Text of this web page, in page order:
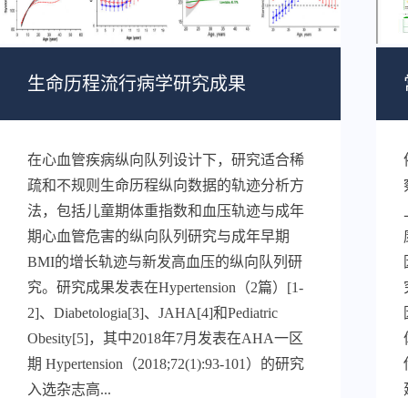
生命历程流行病学研究成果
在心血管疾病纵向队列设计下，研究适合稀
疏和不规则生命历程纵向数据的轨迹分析方
法，包括儿童期体重指数和血压轨迹与成年
期心血管危害的纵向队列研究与成年早期
BMI的增长轨迹与新发高血压的纵向队列研
究。研究成果发表在Hypertension（2篇）[1-
2]、Diabetologia[3]、JAHA[4]和Pediatric
Obesity[5]，其中2018年7月发表在AHA一区
期 Hypertension（2018;72(1):93-101）的研究
入选杂志高...